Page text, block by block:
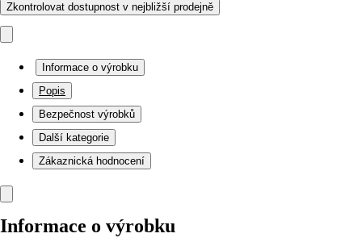
Zkontrolovat dostupnost v nejbližší prodejně
Informace o výrobku
Popis
Bezpečnost výrobků
Další kategorie
Zákaznická hodnocení
Informace o výrobku